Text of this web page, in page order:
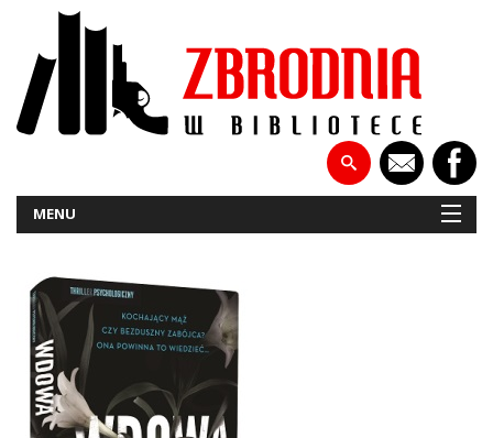
MENU
NOWOŚCI
PATRONATY
WYWIADY